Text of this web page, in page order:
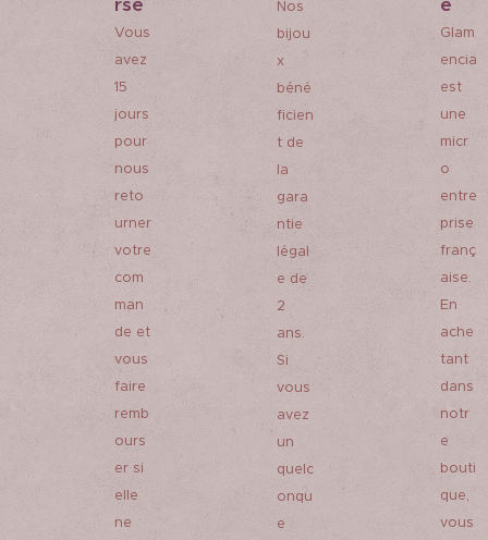
rsé
Vous
avez
15
jours
pour
nous
reto
urner
votre
com
man
de et
vous
faire
remb
ours
er si
elle
ne
Nos
bijou
x
béné
ficien
t de
la
gara
ntie
légal
e de
2
ans.
Si
vous
avez
un
quelc
onqu
e
e
Glam
encia
est
une
micr
o
entre
prise
franç
aise.
En
ache
tant
dans
notr
e
bouti
que,
vous